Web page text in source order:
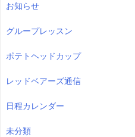
お知らせ
グループレッスン
ポテトヘッドカップ
レッドベアーズ通信
日程カレンダー
未分類